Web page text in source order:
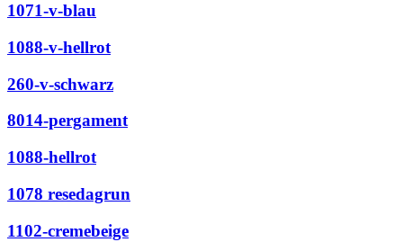
1071-v-blau
1088-v-hellrot
260-v-schwarz
8014-pergament
1088-hellrot
1078 resedagrun
1102-cremebeige